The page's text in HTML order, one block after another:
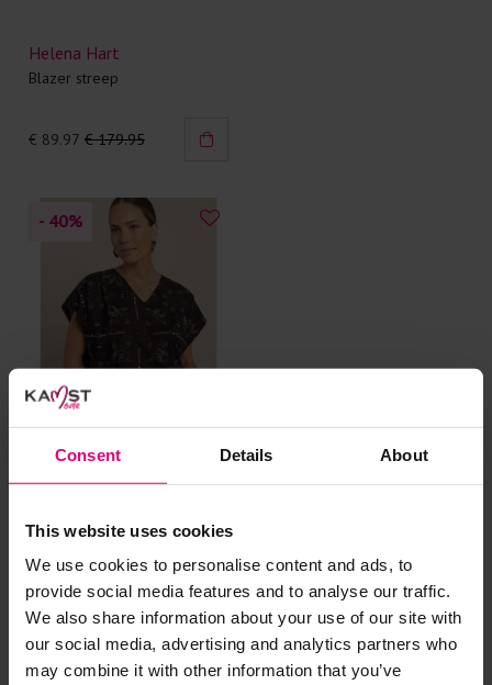
Consent Details About
This website uses cookies
We use cookies to personalise content and ads, to
provide social media features and to analyse our traffic.
We also share information about your use of our site with
our social media, advertising and analytics partners who
may combine it with other information that you’ve
Helena Hart
Blazer streep
€ 89.97 € 179.95
- 40%
Paisley v-neck top